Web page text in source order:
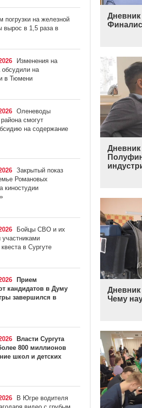
Дневник
Дневник
Дневник
Чему
погрузки на железной
вырос в 1,5 раза в
Изменения на
обсудили на
в Тюмени
Оленеводы
смогут
на содержание
Закрытый показ
Романовых
киностудии
Бойцы СВО и их
в Сургуте
Прием
кандидатов в Думу
завершился в
Власти Сургута
800 миллионов
школ и детских
В Югре водителя